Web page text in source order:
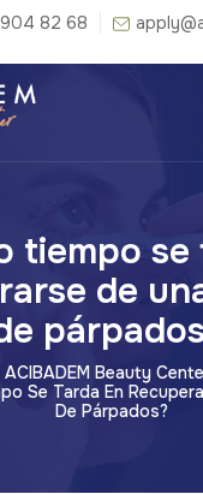
82 68
tiempo se
de
ACIBADEM Beauty
Se Tarda En
De Párpados?